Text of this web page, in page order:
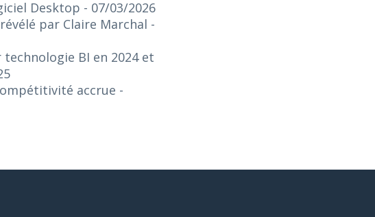
Desktop - 07/03/2026
par Claire Marchal -
BI en 2024 et
accrue -